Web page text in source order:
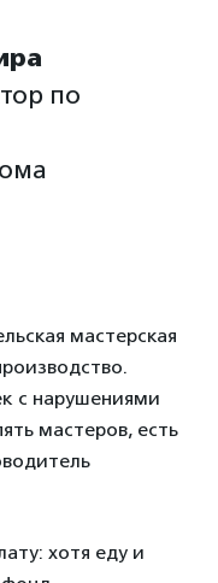
по
мастерская
с нарушениями
мастеров, есть
хотя еду и